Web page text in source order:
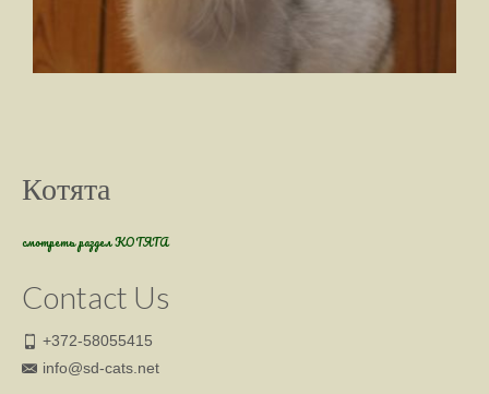
Котята
смотреть раздел КОТЯТА
Contact Us
+372-58055415
info@sd-cats.net